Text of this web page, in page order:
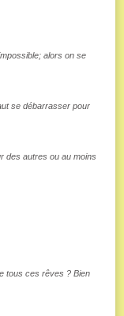
alors on se
se débarrasser pour
des autres ou au moins
tous ces rêves ? Bien